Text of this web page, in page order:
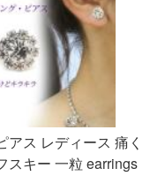
アス レディース 痛く
スキー 一粒 earrings